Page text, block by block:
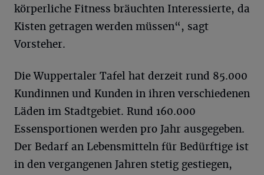
körperliche Fitness bräuchten Interessierte, da
Kisten getragen werden müssen“, sagt
Vorsteher.
Die Wuppertaler Tafel hat derzeit rund 85.000
Kundinnen und Kunden in ihren verschiedenen
Läden im Stadtgebiet. Rund 160.000
Essensportionen werden pro Jahr ausgegeben.
Der Bedarf an Lebensmitteln für Bedürftige ist
in den vergangenen Jahren stetig gestiegen,